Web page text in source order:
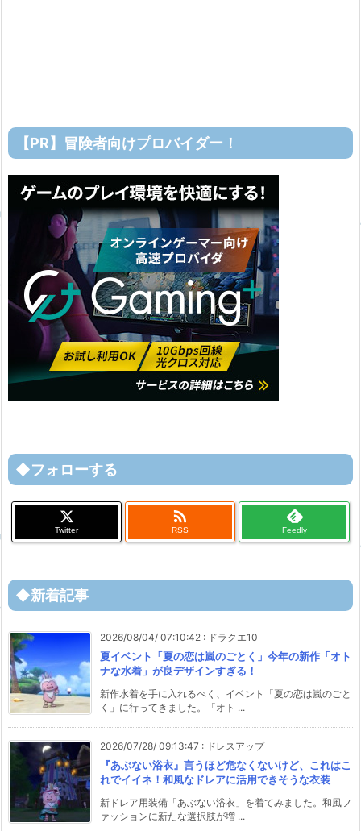
【PR】冒険者向けプロバイダー！
◆フォローする
Twitter

RSS Feedly
◆新着記事
2026/08/04/ 07:10:42 : ドラクエ10
夏イベント「夏の恋は嵐のごとく」今年の新作「オト
ナな水着」が良デザインすぎる！
新作水着を手に入れるべく、イベント「夏の恋は嵐のごと
く」に行ってきました。「オト ...
2026/07/28/ 09:13:47 : ドレスアップ
『あぶない浴衣』言うほど危なくないけど、これはこ
れでイイネ！和風なドレアに活用できそうな衣装
新ドレア用装備「あぶない浴衣」を着てみました。和風フ
ァッションに新たな選択肢が増 ...